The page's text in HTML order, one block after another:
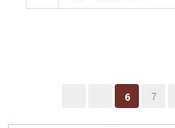
6 7